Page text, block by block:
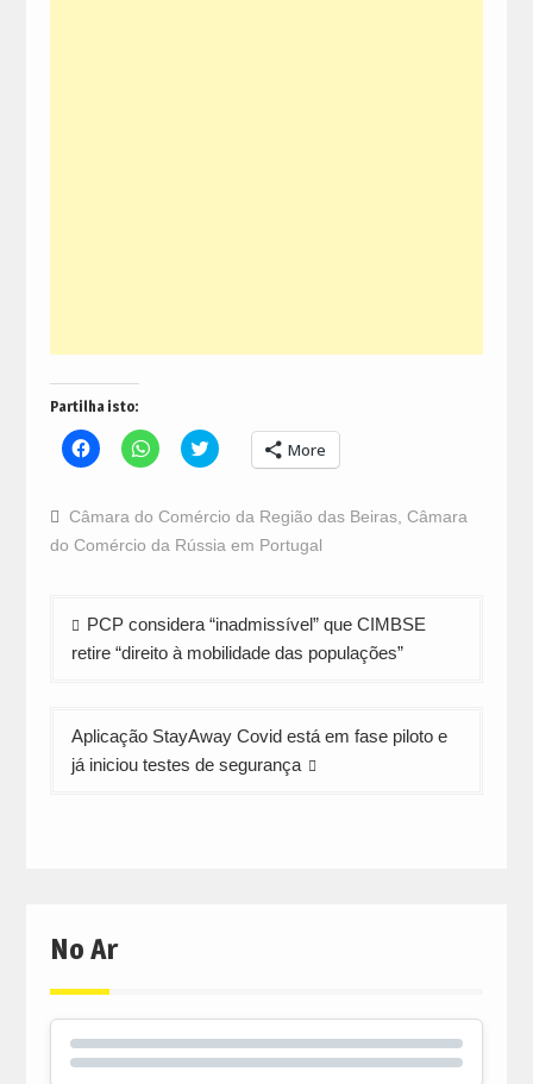
Partilha isto:
Click
to
Facebook
(Opens
new
Click
to
WhatsApp
(Opens
in
new
Click
to
Twitter
(Opens
in
new
More
Câmara do Comércio da Região das Beiras, Câmara
do Comércio da Rússia em Portugal
Navegação
de
PCP considera “inadmissível” que CIMBSE
retire “direito à mobilidade das populações”
Aplicação StayAway Covid está em fase piloto e
já iniciou testes de segurança
No Ar